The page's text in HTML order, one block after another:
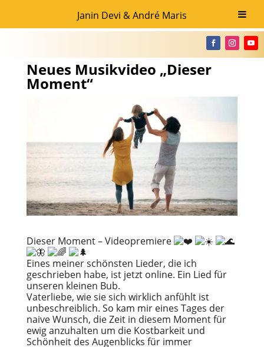
Janin Devi & André Maris
Neues Musikvideo „Dieser
Moment“
Dieser Moment – Videopremiere
Eines meiner schönsten Lieder, die ich
geschrieben habe, ist jetzt online. Ein Lied für
unseren kleinen Bub.
Vaterliebe, wie sie sich wirklich anfühlt ist
unbeschreiblich. So kam mir eines Tages der
naive Wunsch, die Zeit in diesem Moment für
ewig anzuhalten um die Kostbarkeit und
Schönheit des Augenblicks für immer